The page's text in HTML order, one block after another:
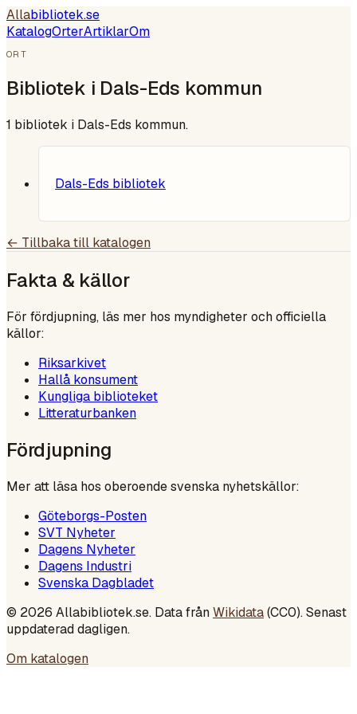
Allabibliotek.se
KatalogOrterArtiklarOm
ORT
Bibliotek i Dals-Eds kommun
1 bibliotek i Dals-Eds kommun.
Dals-Eds bibliotek
← Tillbaka till katalogen
Fakta & källor
För fördjupning, läs mer hos myndigheter och officiella
källor:
Riksarkivet
Hallå konsument
Kungliga biblioteket
Litteraturbanken
Fördjupning
Mer att läsa hos oberoende svenska nyhetskällor:
Göteborgs-Posten
SVT Nyheter
Dagens Nyheter
Dagens Industri
Svenska Dagbladet
© 2026 Allabibliotek.se. Data frånWikidata(CC0). Senast
uppdaterad dagligen.
Om katalogen